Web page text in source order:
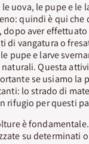
uova, le pupe e le
quindi è qui che
aver
di vangatura o
pupe e larve
Questa
se usiamo la
lo strado di
rifugio per questi
è
su determinati